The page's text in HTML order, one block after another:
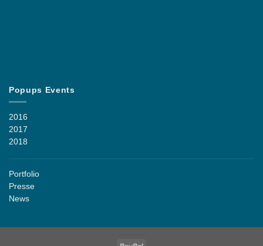
Popups Events
2016
2017
2018
Portfolio
Presse
News